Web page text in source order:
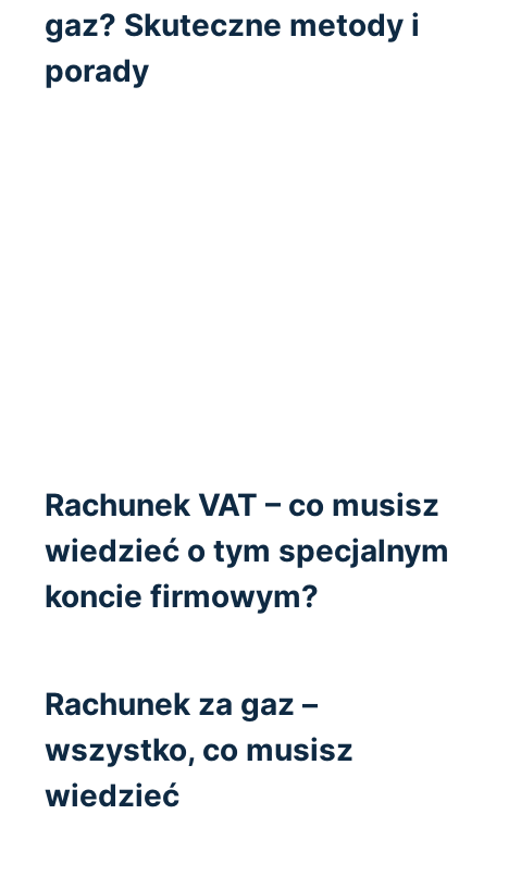
gaz? Skuteczne metody i
porady
Rachunek VAT – co musisz
wiedzieć o tym specjalnym
koncie firmowym?
Rachunek za gaz –
wszystko, co musisz
wiedzieć